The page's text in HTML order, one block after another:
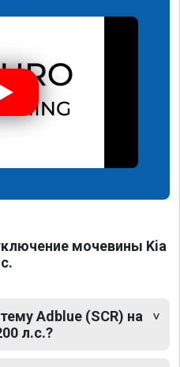
мочевины Kia
Adblue (SCR) на
л.с.?